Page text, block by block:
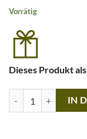
Vorrätig
Dieses Produkt
Soma Botanicals ·
IN